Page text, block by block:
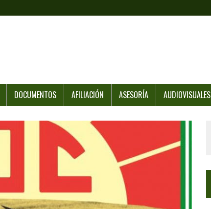
DOCUMENTOS AFILIACIÓN ASESORÍA AUDIOVISUALES